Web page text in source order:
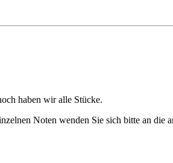
haben wir alle Stücke.
Noten wenden Sie sich bitte an die